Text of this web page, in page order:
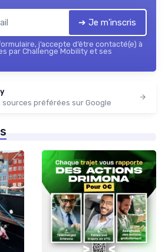
➔ Je m'inscris
j’accepte d’être contacté(e) à
par Challenge Mobility et ses
préférées sur Google